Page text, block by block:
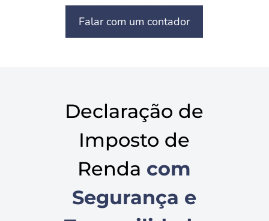
Falar com um contador
Declaração de
Imposto de
Renda com
Segurança e